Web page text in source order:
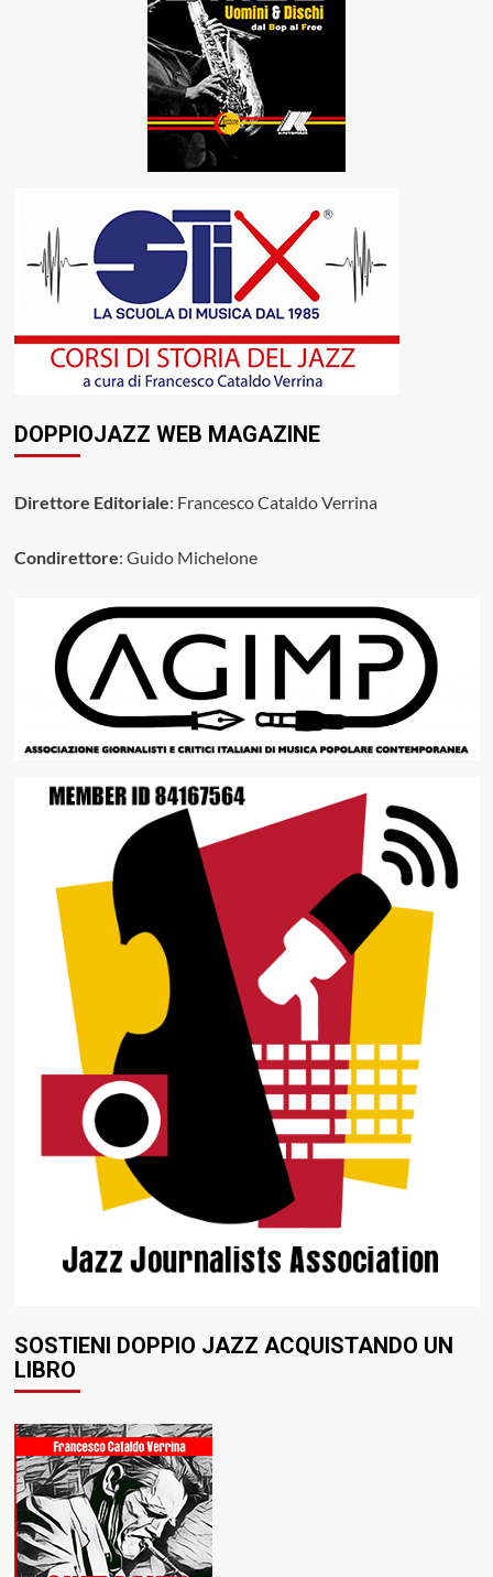
DOPPIOJAZZ WEB MAGAZINE
Direttore Editoriale: Francesco Cataldo Verrina
Condirettore: Guido Michelone
SOSTIENI DOPPIO JAZZ ACQUISTANDO UN
LIBRO